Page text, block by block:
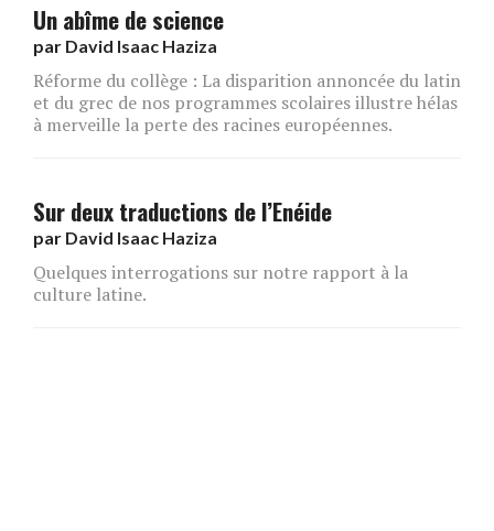
Un abîme de science
par David Isaac Haziza
Réforme du collège : La disparition annoncée du latin
et du grec de nos programmes scolaires illustre hélas
à merveille la perte des racines européennes.
Sur deux traductions de l’Enéide
par David Isaac Haziza
Quelques interrogations sur notre rapport à la
culture latine.